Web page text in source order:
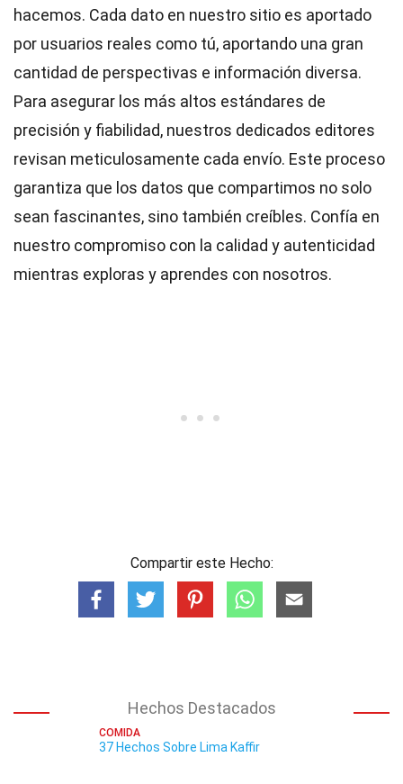
hacemos. Cada dato en nuestro sitio es aportado
por usuarios reales como tú, aportando una gran
cantidad de perspectivas e información diversa.
Para asegurar los más altos estándares de
precisión y fiabilidad, nuestros dedicados editores
revisan meticulosamente cada envío. Este proceso
garantiza que los datos que compartimos no solo
sean fascinantes, sino también creíbles. Confía en
nuestro compromiso con la calidad y autenticidad
mientras exploras y aprendes con nosotros.
Compartir este Hecho:
Hechos Destacados
COMIDA
37 Hechos Sobre Lima Kaffir